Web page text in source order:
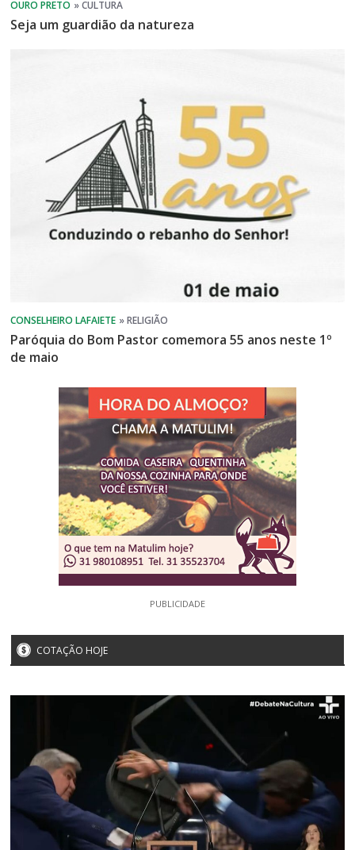
Seja um guardião da natureza
Paróquia do Bom Pastor comemora 55 anos neste 1º
de maio
PUBLICIDADE
COTAÇÃO HOJE